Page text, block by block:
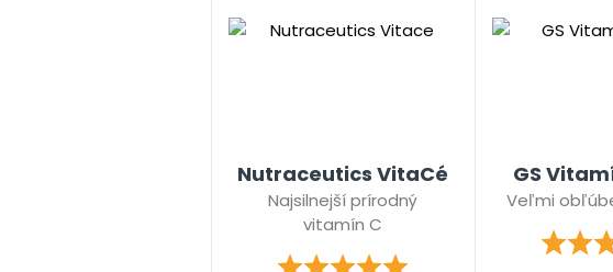
Nutraceutics VitaCé
Najsilnejší prírodný
vitamín C
GS
Veľmi